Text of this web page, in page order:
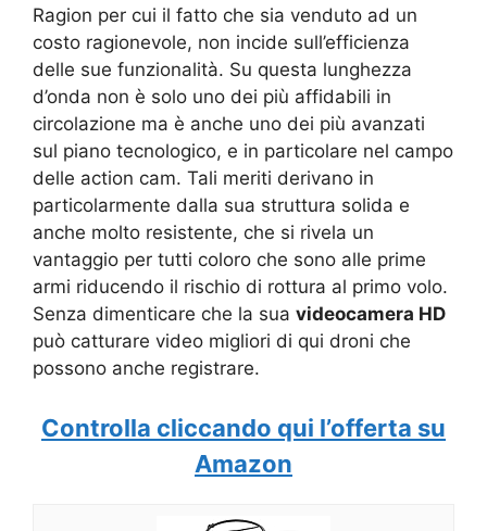
Ragion per cui il fatto che sia venduto ad un
costo ragionevole, non incide sull’efficienza
delle sue funzionalità. Su questa lunghezza
d’onda non è solo uno dei più affidabili in
circolazione ma è anche uno dei più avanzati
sul piano tecnologico, e in particolare nel campo
delle action cam. Tali meriti derivano in
particolarmente dalla sua struttura solida e
anche molto resistente, che si rivela un
vantaggio per tutti coloro che sono alle prime
armi riducendo il rischio di rottura al primo volo.
Senza dimenticare che la sua videocamera HD
può catturare video migliori di qui droni che
possono anche registrare.
Controlla cliccando qui l’offerta su
Amazon